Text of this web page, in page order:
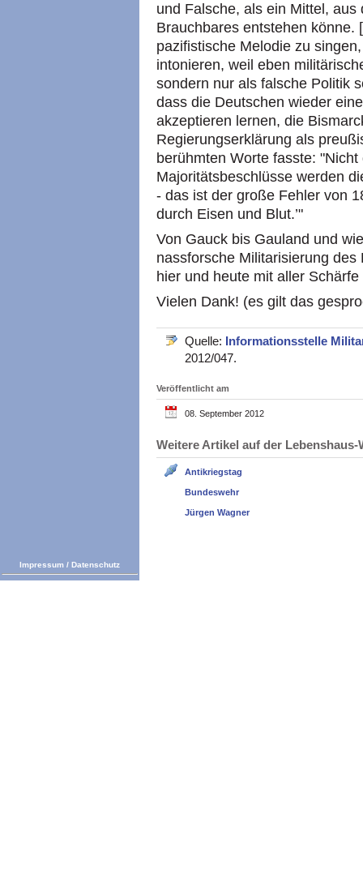
und Falsche, als ein Mittel,
Brauchbares entstehen
pazifistische Melodie zu
intonieren, weil eben
sondern nur als falsche Politik
dass die Deutschen wieder
akzeptieren lernen, die
Regierungserklärung als
berühmten Worte fasste:
Majoritätsbeschlüsse werden
- das ist der große Fehler von
durch Eisen und Blut.’"
Von Gauck bis Gauland und
nassforsche Militarisierung
hier und heute mit aller
Vielen Dank! (es gilt das
Quelle: Informationsstelle
2012/047.
Veröffentlicht am
08. September 2012
Weitere Artikel auf der
Antikriegstag
Bundeswehr
Jürgen Wagner
Impressum / Datenschutz